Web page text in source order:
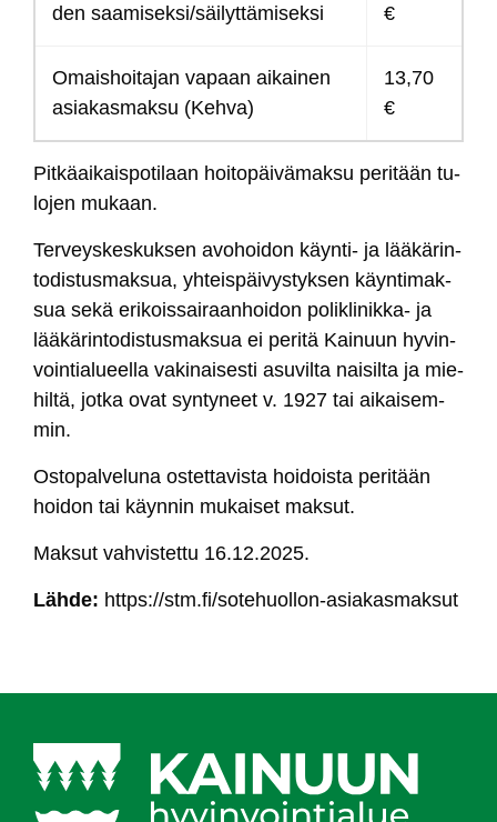
den saa­mi­sek­si/säi­lyt­tä­mi­sek­si
€
Omais­hoi­ta­jan va­paan ai­kai­nen
asia­kas­mak­su (Keh­va)
13,70
€
Pit­käai­kais­po­ti­laan hoi­to­päi­vä­mak­su pe­ri­tään tu­
lo­jen mu­kaan.
Ter­veys­kes­kuk­sen avo­hoi­don käyn­ti- ja lää­kä­rin­
to­dis­tus­mak­sua, yh­teis­päi­vys­tyk­sen käyn­ti­mak­
sua se­kä eri­kois­sai­raan­hoi­don po­lik­li­nik­ka- ja
lää­kä­rin­to­dis­tus­mak­sua ei pe­ri­tä Kai­nuun hy­vin­
voin­tia­lueel­la va­ki­nai­ses­ti asu­vil­ta nai­sil­ta ja mie­
hil­tä, jot­ka ovat syn­ty­neet v. 1927 tai ai­kai­sem­
min.
Os­to­pal­ve­lu­na os­tet­ta­vis­ta hoi­dois­ta pe­ri­tään
hoi­don tai käyn­nin mu­kai­set mak­sut.
Mak­sut vah­vis­tet­tu 16.12.2025.
Läh­de: https://stm.fi/so­te­huol­lon-asia­kas­mak­sut